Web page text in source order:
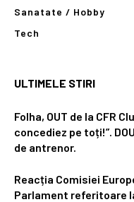
Sanatate / Hobby
Tech
ULTIMELE STIRI
Folha, OUT de la CFR
concediez pe toți!”.
de antrenor.
Reacția Comisiei
Parlament referitoare